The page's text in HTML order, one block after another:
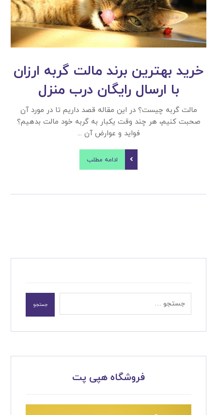
خرید بهترین برند مالت گربه ارزان
با ارسال رایگان درب منزل
مالت گربه چیست؟ در این مقاله قصد داریم تا در مورد آن
صحبت کنیم، هر چند وقت یکبار به گربه خود مالت بدهیم؟
فواید و عوارض آن ...
ادامه مطلب
جستجو
فروشگاه هپی پت